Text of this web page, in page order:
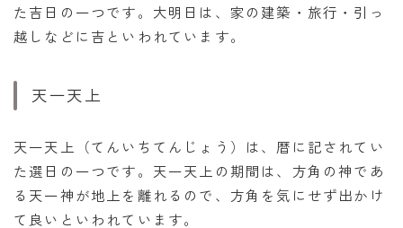
た吉日の一つです。大明日は、家の建築・旅行・引っ
越しなどに吉といわれています。
天一天上
天一天上（てんいちてんじょう）は、暦に記されてい
た選日の一つです。天一天上の期間は、方角の神であ
る天一神が地上を離れるので、方角を気にせず出かけ
て良いといわれています。